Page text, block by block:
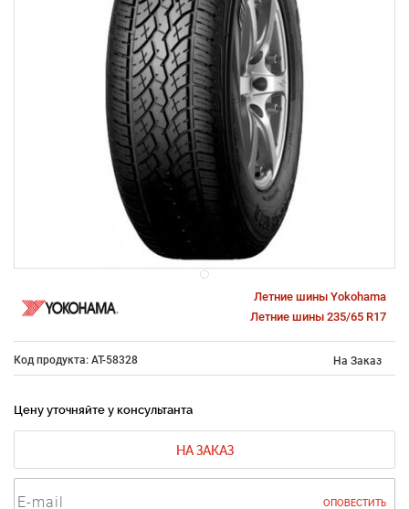
Летние шины Yokohama
Летние шины 235/65 R17
Код продукта: AT-58328 На Заказ
Цену уточняйте у консультанта
НА ЗАКАЗ
ОПОВЕСТИТЬ